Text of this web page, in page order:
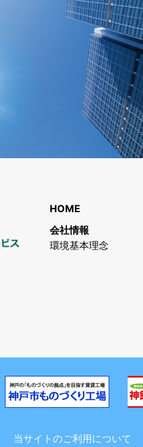
HOME
会社情報
環境基本理念
当サイトのご利用について